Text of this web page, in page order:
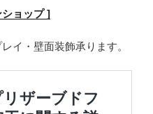
ョップ ]
イ・壁面装飾承ります。